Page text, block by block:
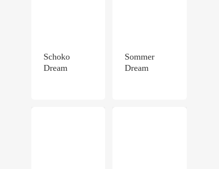
Schoko
Dream
Sommer
Dream